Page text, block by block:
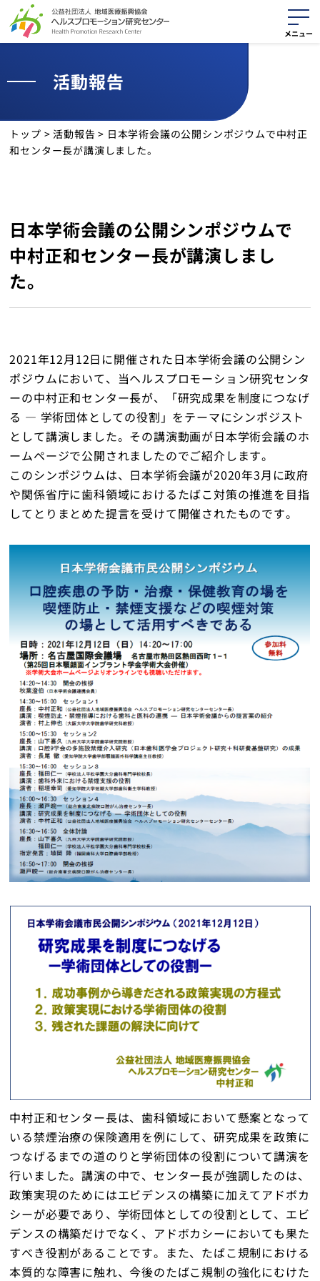
活動紹介
役に立つ資料
最新情報
サイトマップ
個人情報保護方針
トップ
活動報告
トップ >活動報告 > 日本学術会議の公開シンポジウムで中村正
和センター長が講演しました。
日本学術会議の公開シンポジウムで
中村正和センター長が講演しまし
た。
2021年12月12日に開催された日本学術会議の公開シン
ポジウムにおいて、当ヘルスプロモーション研究センタ
ーの中村正和センター長が、「研究成果を制度につなげ
る ― 学術団体としての役割」をテーマにシンポジスト
として講演しました。その講演動画が日本学術会議のホ
ームページで公開されましたのでご紹介します。
このシンポジウムは、日本学術会議が2020年3月に政府
や関係省庁に歯科領域におけるたばこ対策の推進を目指
してとりまとめた提言を受けて開催されたものです。
中村正和センター長は、歯科領域において懸案となって
いる禁煙治療の保険適用を例にして、研究成果を政策に
つなげるまでの道のりと学術団体の役割について講演を
行いました。講演の中で、センター長が強調したのは、
政策実現のためにはエビデンスの構築に加えてアドボカ
シーが必要であり、学術団体としての役割として、エビ
デンスの構築だけでなく、アドボカシーにおいても果た
すべき役割があることです。また、たばこ規制における
本質的な障害に触れ、今後のたばこ規制の強化にむけた